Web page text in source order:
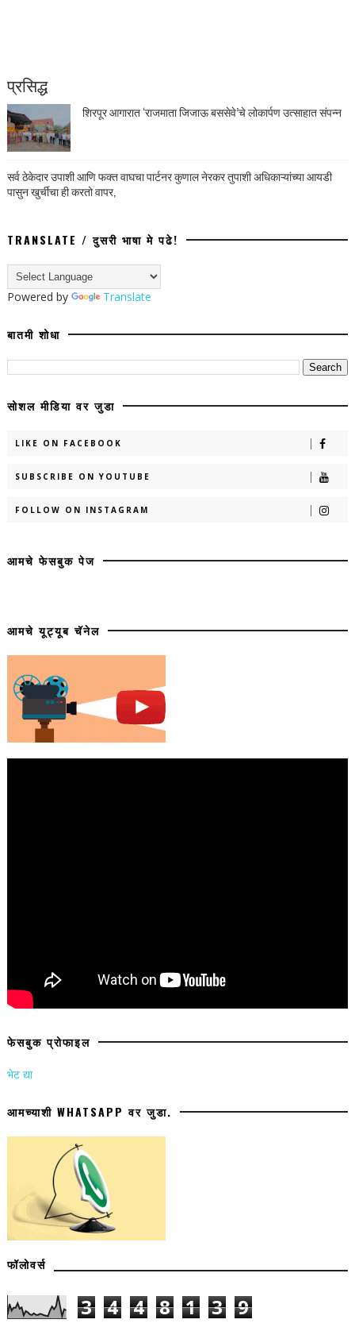
प्रसिद्ध
शिरपूर आगारात ‘राजमाता जिजाऊ बससेवे’चे लोकार्पण उत्साहात संपन्न
सर्व ठेकेदार उपाशी आणि फक्त वाघचा पार्टनर कुणाल नेरकर तुपाशी अधिकाऱ्यांच्या आयडी
पासुन खुर्चीचा ही करतो वापर,
TRANSLATE / दुसरी भाषा मे पढे!
Powered by Translate
बातमी शोधा
सोशल मीडिया वर जुडा
LIKE ON FACEBOOK
SUBSCRIBE ON YOUTUBE
FOLLOW ON INSTAGRAM
आमचे फेसबुक पेज
आमचे यूट्यूब चॅनेल
फेसबुक प्रोफाइल
भेट द्या
आमच्याशी WHATSAPP वर जुडा.
फॉलोवर्स
3 4 4 8 1 3 9